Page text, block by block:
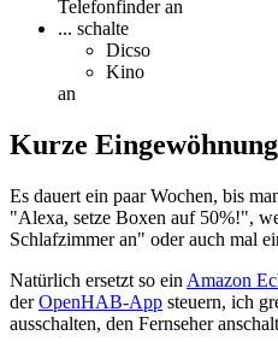
Telefonfinder an
... schalte
Dicso
Kino
an
Kurze
Es dauert ein paar Wochen, bis
"Alexa, setze Boxen auf 50%!",
Schlafzimmer an" oder auch mal
Natürlich ersetzt so ein Amazon
derOpenHAB-App steuern, ich
ausschalten, den Fernseher